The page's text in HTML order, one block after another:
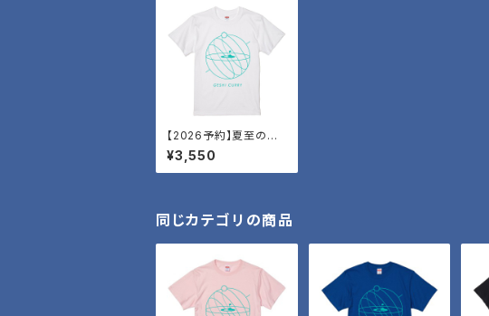
【2026予約】夏至の空
T・白夜
¥3,550
同じカテゴリの商品